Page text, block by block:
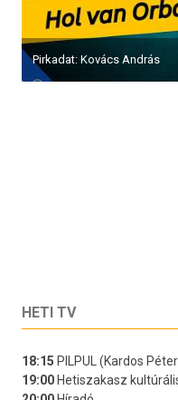
Pirkadat: Kovács András
HETI TV